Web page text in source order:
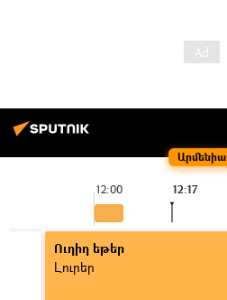
Արմենիա
12:00 12:17
Ուղիղ եթեր
Լուրեր